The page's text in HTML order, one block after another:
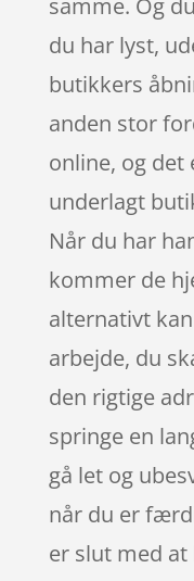
du har lyst,
butikkers
anden stor
online, og
underlagt
Når du har
kommer de
alternativt
arbejde, du
den rigtige
springe en
gå let og
når du er
er slut med